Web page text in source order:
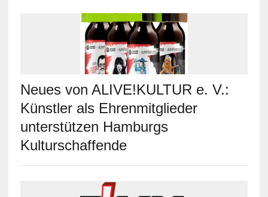
Neues von ALIVE!KULTUR e. V.:
Künstler als Ehrenmitglieder
unterstützen Hamburgs
Kulturschaffende